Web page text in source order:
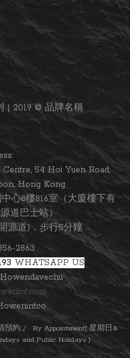
| 2019 © 品牌名稱
54 Hoi Yuen Road,
Hong Kong
心8樓816室（大廈樓下有
道巴士站）
源道)，步行5分鐘
2863
WHATSAPP US
預約 / By Appointment[ 星期日&
and Public Holidays ]